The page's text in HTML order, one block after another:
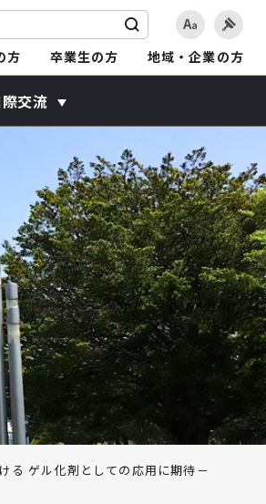
方 卒業生の方 地域・企業の方
交流
る ゲル化剤としての応用に期待－